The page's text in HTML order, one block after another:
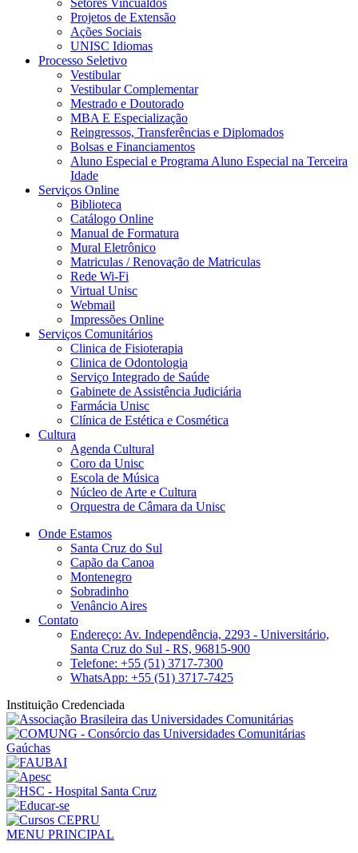
Projetos de Extensão
Ações Sociais
UNISC Idiomas
Processo Seletivo
Vestibular
Vestibular Complementar
Mestrado e Doutorado
MBA E Especialização
Reingressos, Transferências e Diplomados
Bolsas e Financiamentos
Aluno Especial e Programa Aluno Especial na Terceira
Idade
Serviços Online
Biblioteca
Catálogo Online
Manual de Formatura
Mural Eletrônico
Matriculas / Renovação de Matriculas
Rede Wi-Fi
Virtual Unisc
Webmail
Impressões Online
Serviços Comunitários
Clinica de Fisioterapia
Clinica de Odontologia
Serviço Integrado de Saúde
Gabinete de Assistência Judiciária
Farmácia Unisc
Clínica de Estética e Cosmética
Cultura
Agenda Cultural
Coro da Unisc
Escola de Música
Núcleo de Arte e Cultura
Orquestra de Câmara da Unisc
Onde Estamos
Santa Cruz do Sul
Capão da Canoa
Montenegro
Sobradinho
Venâncio Aires
Contato
Endereço: Av. Independência, 2293 - Universitário,
Santa Cruz do Sul - RS, 96815-900
Telefone: +55 (51) 3717-7300
WhatsApp: +55 (51) 3717-7425
Instituição Credenciada
MENU PRINCIPAL